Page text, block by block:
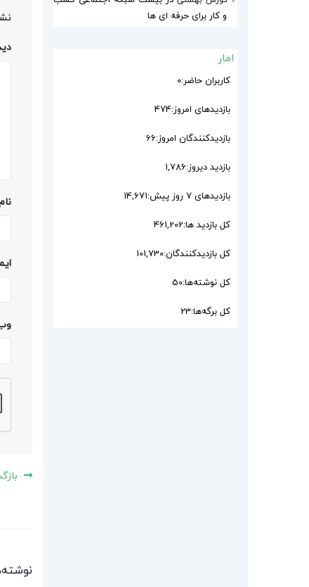
و کار برای حرفه ای ها
امار
کاربران حاضر:0
بازدیدهای امروز:474
بازدیدکنندگان امروز:66
بازدید دیروز:1,786
بازدیدهای ۷ روز پیش:
14,671
کل بازدید ها:461,202
کل بازدیدکنند‌گان:101,730
کل نوشته‌ها:50
کل برگه‌ها:23